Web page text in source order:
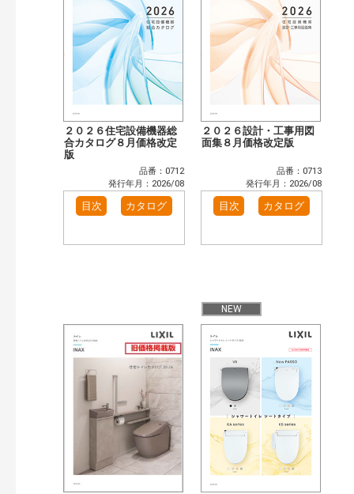
２０２６住宅設備機器総
合カタログ８月価格改定
版
品番：0712
発行年月：2026/08
目次 カタログ
２０２６設計・工事用図
面集８月価格改定版
品番：0713
発行年月：2026/08
目次 カタログ
NEW